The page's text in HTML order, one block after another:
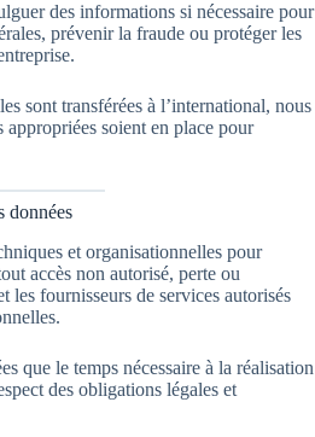
des informations si nécessaire pour
prévenir la fraude ou protéger les
sont transférées à l’international, nous
appropriées soient en place pour
données
et organisationnelles pour
accès non autorisé, perte ou
les fournisseurs de services autorisés
que le temps nécessaire à la réalisation
des obligations légales et